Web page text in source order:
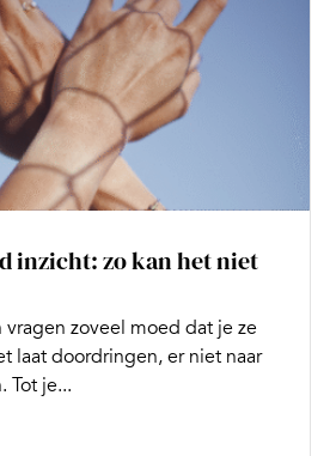
inzicht: zo kan het niet
zoveel moed dat je ze
laat doordringen, er niet naar
Tot je...